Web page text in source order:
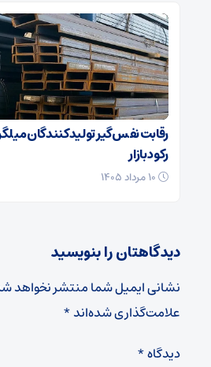
رقابت نفس‌گیر تولیدکنندگان
رکود بازار
دیدگاهتان را بنویسید
نشانی ایمیل شما منتشر نخواهد
علامت‌گذاری شده‌اند*
دیدگاه*